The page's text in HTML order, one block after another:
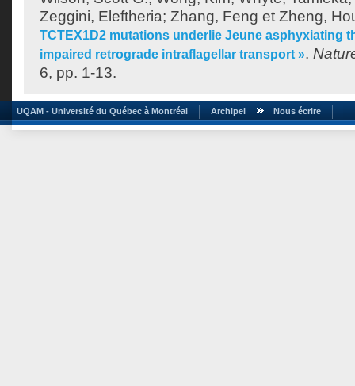
Zeggini, Eleftheria; Zhang, Feng et Zheng,
TCTEX1D2 mutations underlie Jeune asphyxiating
impaired retrograde intraflagellar transport ».
6, pp. 1-13.
UQAM - Université du Québec à Montréal Archipel Nous écrire